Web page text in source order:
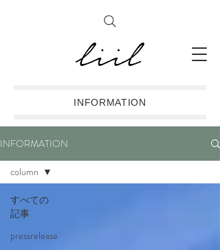
INFORMATION
INFORMATION
すべての
記事
pressrelease
column